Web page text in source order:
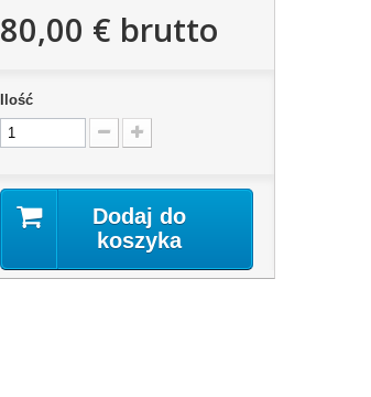
80,00 € brutto
Ilość
Dodaj do
koszyka